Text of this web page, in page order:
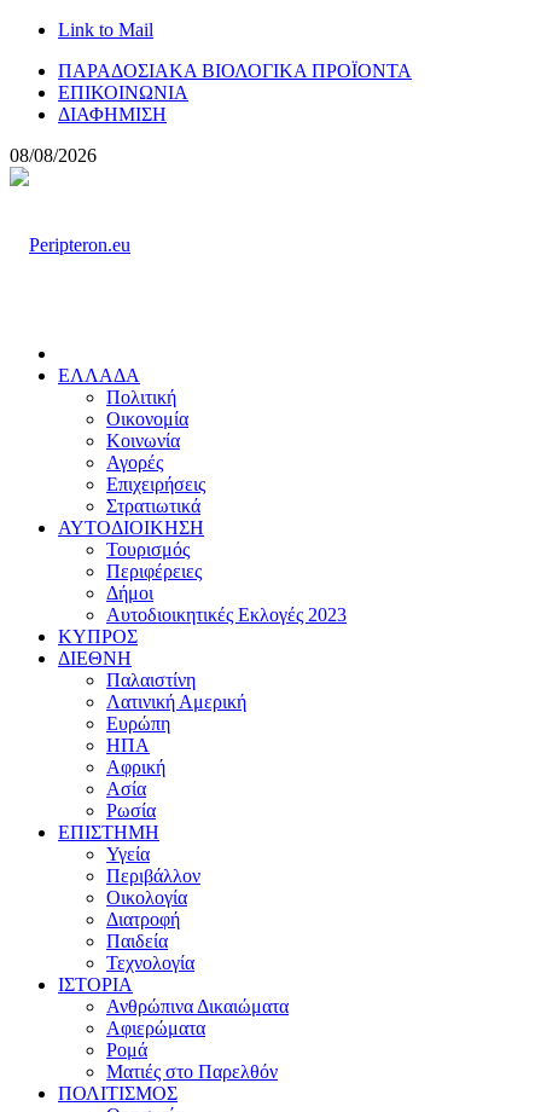
Link to Mail
ΠΑΡΑΔΟΣΙΑΚΑ ΒΙΟΛΟΓΙΚΑ ΠΡΟΪΟΝΤΑ
ΕΠΙΚΟΙΝΩΝΙΑ
ΔΙΑΦΗΜΙΣΗ
08/08/2026
ΕΛΛΑΔΑ
Πολιτική
Οικονομία
Κοινωνία
Αγορές
Επιχειρήσεις
Στρατιωτικά
ΑΥΤΟΔΙΟΙΚΗΣΗ
Τουρισμός
Περιφέρειες
Δήμοι
Αυτοδιοικητικές Εκλογές 2023
ΚΥΠΡΟΣ
ΔΙΕΘΝΗ
Παλαιστίνη
Λατινική Αμερική
Ευρώπη
ΗΠΑ
Αφρική
Ασία
Ρωσία
ΕΠΙΣΤΗΜΗ
Υγεία
Περιβάλλον
Οικολογία
Διατροφή
Παιδεία
Τεχνολογία
ΙΣΤΟΡΙΑ
Ανθρώπινα Δικαιώματα
Αφιερώματα
Ρομά
Ματιές στο Παρελθόν
ΠΟΛΙΤΙΣΜΟΣ